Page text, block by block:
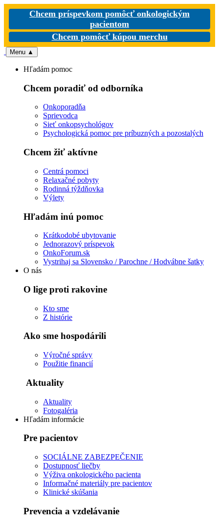
Chcem príspevkom pomôcť onkologickým
pacientom
Chcem pomôcť kúpou merchu
Menu ▲
Hľadám pomoc
Chcem poradiť od odborníka
Onkoporadňa
Sprievodca
Sieť onkopsychológov
Psychologická pomoc pre príbuzných a pozostalých
Chcem žiť aktívne
Centrá pomoci
Relaxačné pobyty
Rodinná týždňovka
Výlety
Hľadám inú pomoc
Krátkodobé ubytovanie
Jednorazový príspevok
OnkoForum.sk
Vystrihaj sa Slovensko / Parochne / Hodvábne šatky
O nás
O lige proti rakovine
Kto sme
Z histórie
Ako sme hospodárili
Výročné správy
Použitie financií
Aktuality
Aktuality
Fotogaléria
Hľadám informácie
Pre pacientov
SOCIÁLNE ZABEZPEČENIE
Dostupnosť liečby
Výživa onkologického pacienta
Informačné materiály pre pacientov
Klinické skúšania
Prevencia a vzdelávanie